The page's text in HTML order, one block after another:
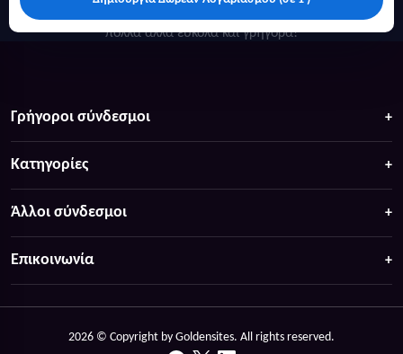
πολλά άλλα ευκολα και γρήγορα!
Γρήγοροι σύνδεσμοι
Κατηγορίες
Άλλοι σύνδεσμοι
Επικοινωνία
2026 © Copyright by Goldensites. All rights reserved.